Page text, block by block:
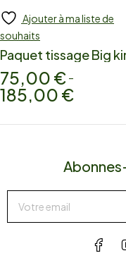
Ajouter à ma liste de
souhaits
Paquet tissage Big
75,00 € –
185,00 €